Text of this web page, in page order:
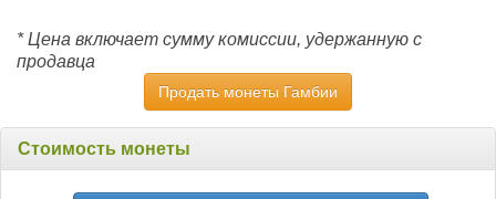
* Цена включает сумму комиссии, удержанную с
продавца
Продать монеты Гамбии
Стоимость монеты